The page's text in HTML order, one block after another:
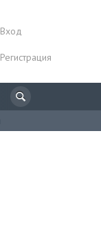
Вход
Регистрация